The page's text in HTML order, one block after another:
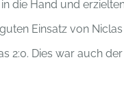
die Hand und
Einsatz von
2:0. Dies war auch